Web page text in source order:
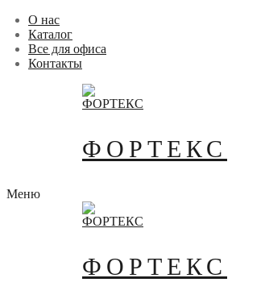
Перейти
содержимому
Меню
Закрыть
О нас
Каталог
Все для офиса
Контакты
ФОРТЕКС
Меню
ФОРТЕКС